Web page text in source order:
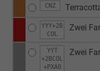
CNZ
YYY+2B
COL
Zwei
YYT
+2BCOL
+PXA0
Zwei